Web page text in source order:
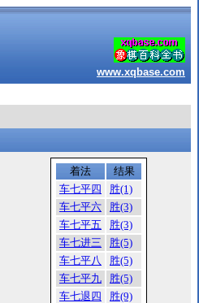
www.xqbase.com
着法
结果
车七平四
胜(1)
车七平六
胜(3)
车七平五
胜(3)
车七进三
胜(5)
车七平八
胜(5)
车七平九
胜(5)
车七退四
胜(9)